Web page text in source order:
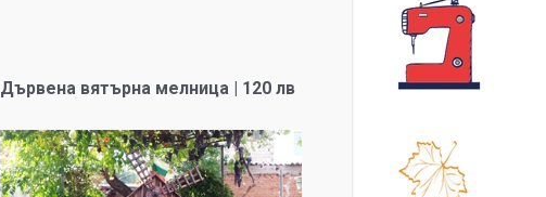
Дървена вятърна мелница | 120 лв